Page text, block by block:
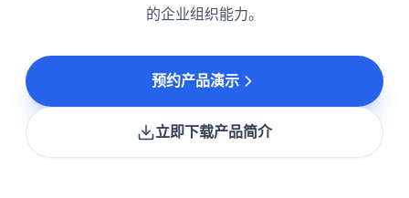
的企业组织能力。
预约产品演示
立即下载产品简介